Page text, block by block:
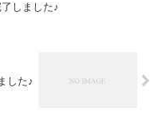
しました♪
した♪